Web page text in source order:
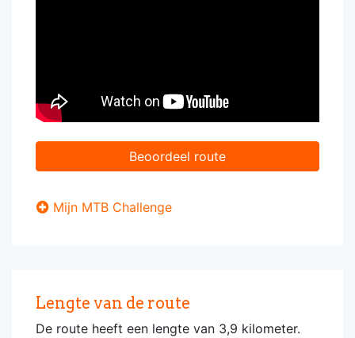
Beoordeel route
Mijn MTB Challenge
Lengte van de route
De route heeft een lengte van 3,9 kilometer.